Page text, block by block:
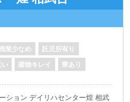
業少なめ 託児所有り
い 建物キレイ 寮あり
ション デイリハセンター煌 相武